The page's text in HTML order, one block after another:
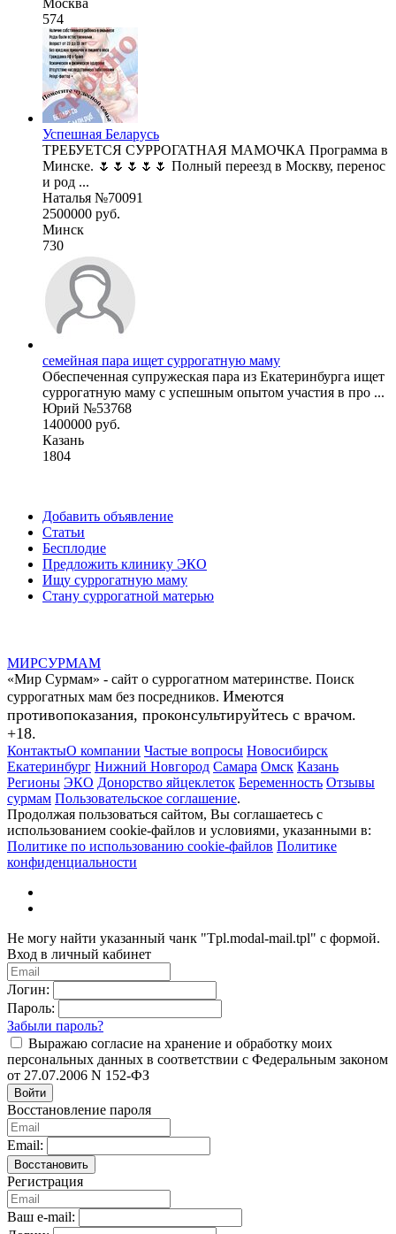
574
Успешная Беларусь
ТРЕБУЕТСЯ СУРРОГАТНАЯ МАМОЧКА Программа в
Минске. 🌷🌷🌷🌷🌷 Полный переезд в Москву, перенос
и род ...
Наталья №70091
2500000 руб.
Минск
730
семейная пара ищет суррогатную маму
Обеспеченная супружеская пара из Екатеринбурга ищет
суррогатную маму с успешным опытом участия в про ...
Юрий №53768
1400000 руб.
Казань
1804
Добавить объявление
Статьи
Бесплодие
Предложить клинику ЭКО
Ищу суррогатную маму
Стану суррогатной матерью
МИРСУРМАМ
«Мир Сурмам» - сайт о суррогатном материнстве. Поиск
суррогатных мам без посредников. Имеются
противопоказания, проконсультируйтесь с врачом.
+18.
КонтактыО компании Частые вопросы Новосибирск
Екатеринбург Нижний Новгород Самара Омск Казань
Регионы ЭКО Донорство яйцеклеток Беременность Отзывы
сурмам Пользовательское соглашение.
Продолжая пользоваться сайтом, Вы соглашаетесь с
использованием cookie-файлов и условиями, указанными в:
Политике по использованию cookie-файлов Политике
конфиденциальности
Не могу найти указанный чанк "Tpl.modal-mail.tpl" с формой.
Вход в личный кабинет
Логин:
Пароль:
Забыли пароль?
Выражаю согласие на хранение и обработку моих
персональных данных в соответствии с Федеральным законом
от 27.07.2006 N 152-ФЗ
Войти
Восстановление пароля
Email:
Восстановить
Регистрация
Ваш e-mail: